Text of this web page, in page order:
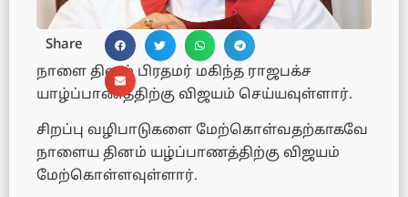
Share
நாளை தினம் பிரதமர் மகிந்த ராஜபக்ச
யாழ்ப்பாணத்திற்கு விஜயம் செய்யவுள்ளார்.
சிறப்பு வழிபாடுகளை மேற்கொள்வதற்காகவே
நாளைய தினம் யழ்ப்பாணத்திற்கு விஜயம்
மேற்கொள்ளவுள்ளார்.